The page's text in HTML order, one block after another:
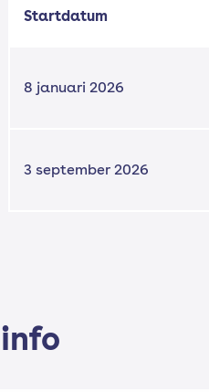
Startdatum
8 januari 2026
3 september 2026